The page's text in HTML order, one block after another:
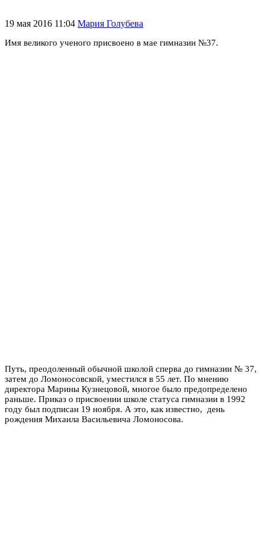
19 мая 2016 11:04 Мария Голубева
Имя великого ученого присвоено в мае гимназии №37.
Путь, преодоленный обычной школой сперва до гимназии № 37,
затем до Ломоносовской, уместился в 55 лет. По мнению
директора Марины Кузнецовой, многое было предопределено
раньше. Приказ о присвоении школе статуса гимназии в 1992
году был подписан 19 ноября. А это, как известно, день
рождения Михаила Васильевича Ломоносова.